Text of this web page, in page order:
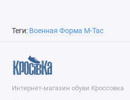
Теги: Военная Форма M-Tac
Интернет-магазин обуви Кроссовка